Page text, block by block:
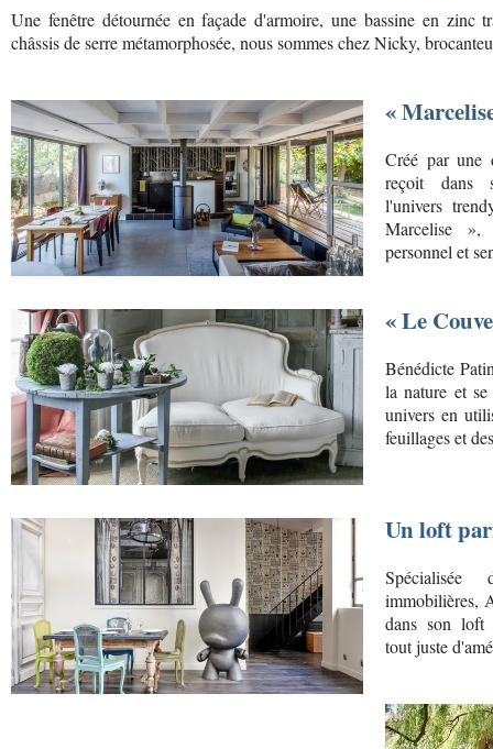
Une fenêtre détournée en façade d'armoire, une bassine en zinc
châssis de serre métamorphosée, nous sommes chez Nicky,
«
Créé par une
reçoit dans
l'univers
Marcelise »,
personnel et
« Le
Bénédicte
la nature et
univers en
feuillages et
Un loft
Spécialisée
immobilières,
dans son loft
tout juste